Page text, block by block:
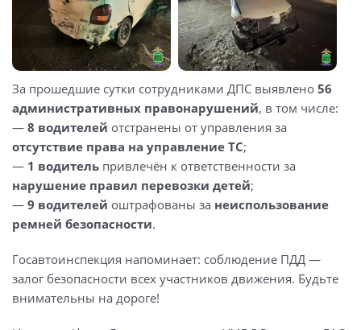
За прошедшие сутки сотрудниками ДПС выявлено 56
административных правонарушений, в том числе:
— 8 водителей отстранены от управления за
отсутствие права на управление ТС;
— 1 водитель привлечён к ответственности за
нарушение правил перевозки детей;
— 9 водителей оштрафованы за неиспользование
ремней безопасности.
Госавтоинспекция напоминает: соблюдение ПДД —
залог безопасности всех участников движения. Будьте
внимательны на дороге!